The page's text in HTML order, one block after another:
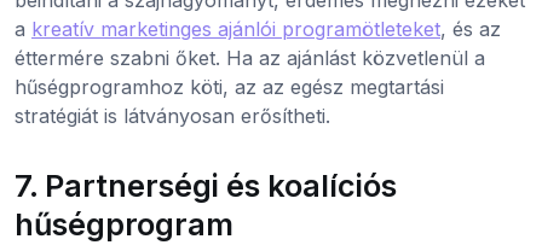
a kreatív marketinges ajánlói programötleteket, és az
éttermére szabni őket. Ha az ajánlást közvetlenül a
hűségprogramhoz köti, az az egész megtartási
stratégiát is látványosan erősítheti.
7. Partnerségi és koalíciós
hűségprogram